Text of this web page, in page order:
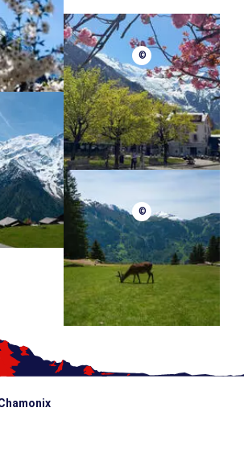
©
©